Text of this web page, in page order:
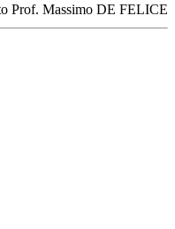
Prof. Massimo DE FELICE